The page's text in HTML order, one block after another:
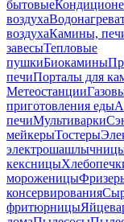
бытовые
воздуха
воздухаКамины,
завесыТепловые
пушкиБиокамины
печиПорталы для
Метеостанции
приготовления еды
печиМультиварки
мейкерыТостеры
кексницы
мороженицы
консервирования
фритюрницы